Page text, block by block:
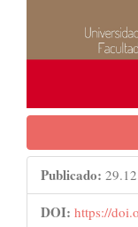
Publicado:
DOI: https://